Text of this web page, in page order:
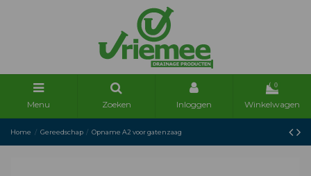
Menu Zoeken Inloggen
0
Winkelwagen
Home Gereedschap Opname A2 voor gatenzaag